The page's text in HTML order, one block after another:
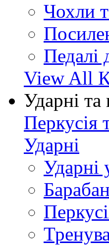
Чохли
Педалі
View All
Ударні та
Перкусія
Ударні
Ударні